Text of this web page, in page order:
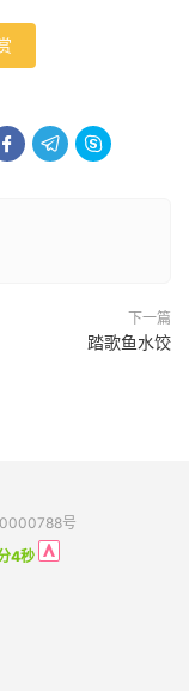
  
下一篇
踏歌鱼水饺
号
4秒